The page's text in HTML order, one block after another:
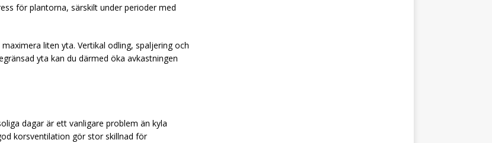
för plantorna, särskilt under perioder med
liten yta. Vertikal odling, spaljering och
yta kan du därmed öka avkastningen
dagar är ett vanligare problem än kyla
korsventilation gör stor skillnad för